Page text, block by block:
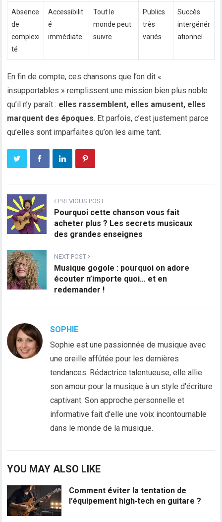
Absence
de
complexi
té
Accessibilit
é
immédiate
Tout le
monde peut
suivre
Publics
très
variés
Succès
intergénér
ationnel
En fin de compte, ces chansons que l’on dit «
insupportables » remplissent une mission bien plus noble
qu’il n’y paraît : elles rassemblent, elles amusent, elles
marquent des époques. Et parfois, c’est justement parce
qu’elles sont imparfaites qu’on les aime tant.
PREVIOUS POST
Pourquoi cette chanson vous fait
acheter plus ? Les secrets musicaux
des grandes enseignes
NEXT POST
Musique gogole : pourquoi on adore
écouter n’importe quoi… et en
redemander !
SOPHIE
Sophie est une passionnée de musique avec
une oreille affûtée pour les dernières
tendances. Rédactrice talentueuse, elle allie
son amour pour la musique à un style d'écriture
captivant. Son approche personnelle et
informative fait d'elle une voix incontournable
dans le monde de la musique.
YOU MAY ALSO LIKE
Comment éviter la tentation de
l’équipement high‑tech en guitare ?